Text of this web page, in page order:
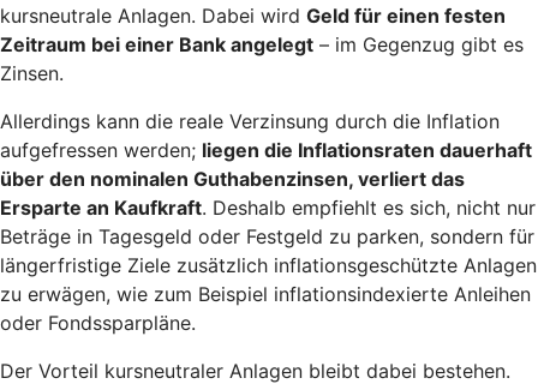
kursneutrale Anlagen. Dabei wird Geld für einen festen
Zeitraum bei einer Bank angelegt – im Gegenzug gibt es
Zinsen.
Allerdings kann die reale Verzinsung durch die Inflation
aufgefressen werden; liegen die Inflationsraten dauerhaft
über den nominalen Guthabenzinsen, verliert das
Ersparte an Kaufkraft. Deshalb empfiehlt es sich, nicht nur
Beträge in Tagesgeld oder Festgeld zu parken, sondern für
längerfristige Ziele zusätzlich inflationsgeschützte Anlagen
zu erwägen, wie zum Beispiel inflationsindexierte Anleihen
oder Fondssparpläne.
Der Vorteil kursneutraler Anlagen bleibt dabei bestehen.